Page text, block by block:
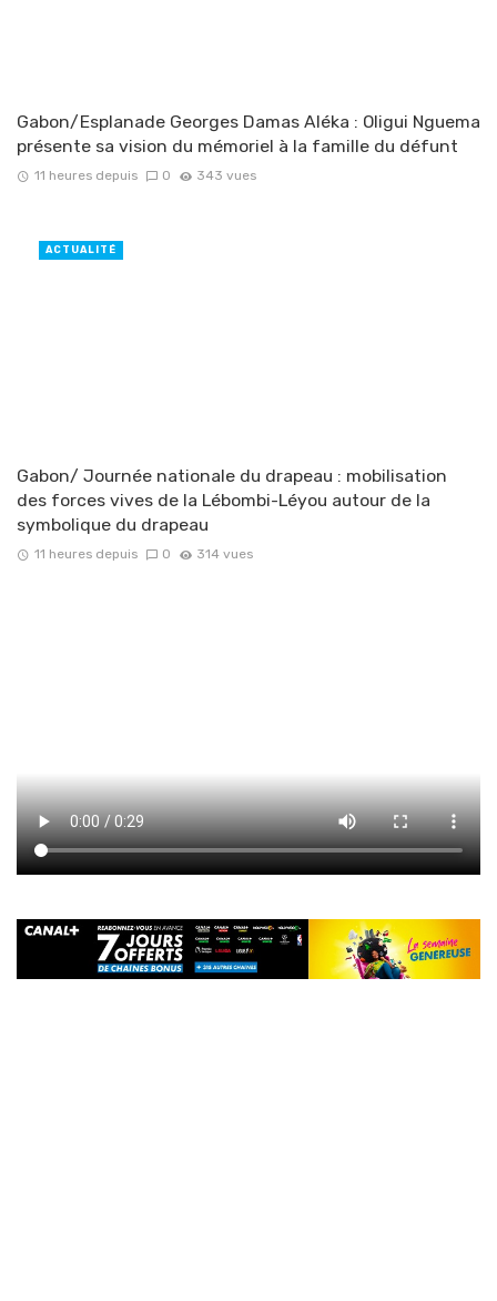
Gabon/Esplanade Georges Damas Aléka : Oligui Nguema
présente sa vision du mémoriel à la famille du défunt
11 heures depuis 0 343 vues
Gabon/ Journée nationale du drapeau : mobilisation
des forces vives de la Lébombi-Léyou autour de la
symbolique du drapeau
11 heures depuis 0 314 vues
ACTUALITÉ